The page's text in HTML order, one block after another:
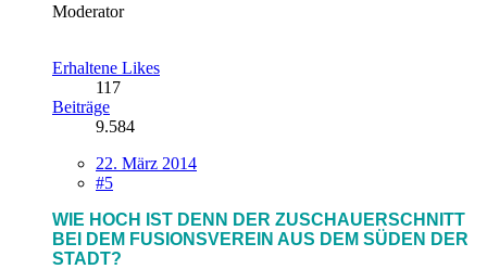
Moderator
Erhaltene Likes
117
Beiträge
9.584
22. März 2014
#5
WIE HOCH IST DENN DER ZUSCHAUERSCHNITT
BEI DEM FUSIONSVEREIN AUS DEM SÜDEN DER
STADT?